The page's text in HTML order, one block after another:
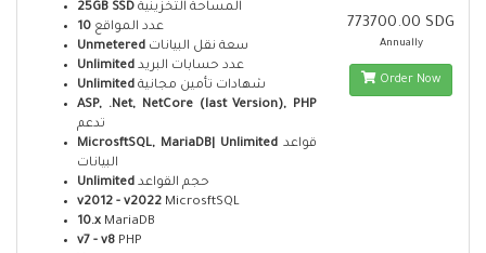
25GB SSD المساحة التخزينية
10 عدد المواقع
Unmetered سعة نقل البيانات
Unlimited عدد حسابات البريد
Unlimited شهادات تأمين مجانية
ASP, .Net, NetCore (last Version), PHP
تدعم
MicrosftSQL, MariaDB| Unlimited قواعد
البيانات
Unlimited حجم القواعد
v2012 - v2022 MicrosftSQL
10.x MariaDB
v7 - v8 PHP
773700.00 SDG
Annually
Order Now